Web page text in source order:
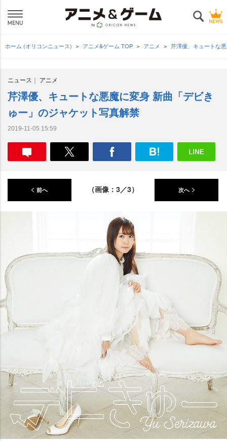
ホーム (オリコンニュース) アニメ&ゲーム TOP アニメ 芹澤優、キュートな
ニュース アニメ
芹澤優、キュートな悪魔に変身 新曲「デビき
ゅー」のジャケット写真解禁
2019-11-05 15:59
前へ （画像：3／3） 次へ